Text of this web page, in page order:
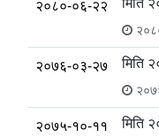
२०८०-०६-२२
२०७६-०३-२७ मिति
२०७५-१०-११ मिति